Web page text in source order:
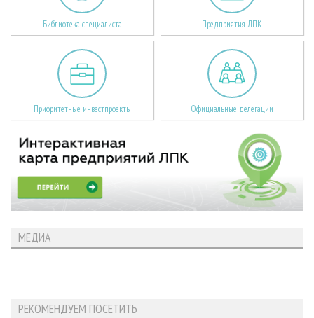
Библиотека специалиста Предприятия ЛПК
Приоритетные инвестпроекты Официальные делегации
МЕДИА
РЕКОМЕНДУЕМ ПОСЕТИТЬ